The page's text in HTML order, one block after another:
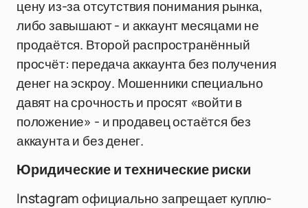
цену из-за отсутствия понимания рынка,
либо завышают - и аккаунт месяцами не
продаётся. Второй распространённый
просчёт: передача аккаунта без получения
денег на эскроу. Мошенники специально
давят на срочность и просят «войти в
положение» - и продавец остаётся без
аккаунта и без денег.
Юридические и технические риски
Instagram официально запрещает куплю-